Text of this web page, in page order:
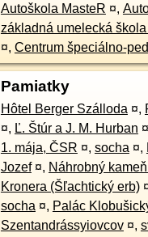
Autoškola MasteR ¤,
základná umelecká
¤, Centrum špeciálno-
Pamiatky
Hôtel Berger Szálloda ¤,
¤, Ľ. Štúr a J. M. Hurban ¤
1. mája, ČSR ¤, socha ¤,
Jozef ¤, Náhrobný
Kronera (Šľachtický erb)
socha ¤, Palác
Szentandrássyiovcov ¤,